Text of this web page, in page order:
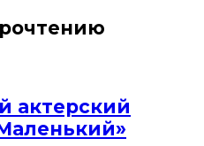
актерский